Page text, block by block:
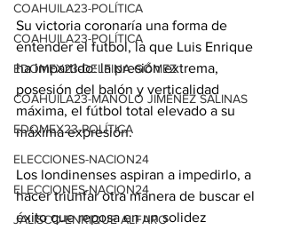
COAHUILA23-POLÍTICA
COAHUILA23-POLÍTICA
EDOMEX23-DELFINA GÓMEZ
COAHUILA23-MANOLO JIMÉNEZ SALINAS
EDOMEX23-POLÍTICA
ELECCIONES-NACION24
ELECCIONES-NACION24
JALISCO-ENRIQUE ALFARO
Su victoria coronaría una forma de
entender el futbol, la que Luis Enrique
ha impartido: la presión extrema,
posesión del balón y verticalidad
máxima, el fútbol total elevado a su
máxima expresión.
Los londinenses aspiran a impedirlo, a
hacer triunfar otra manera de buscar el
éxito que reposa en un solidez